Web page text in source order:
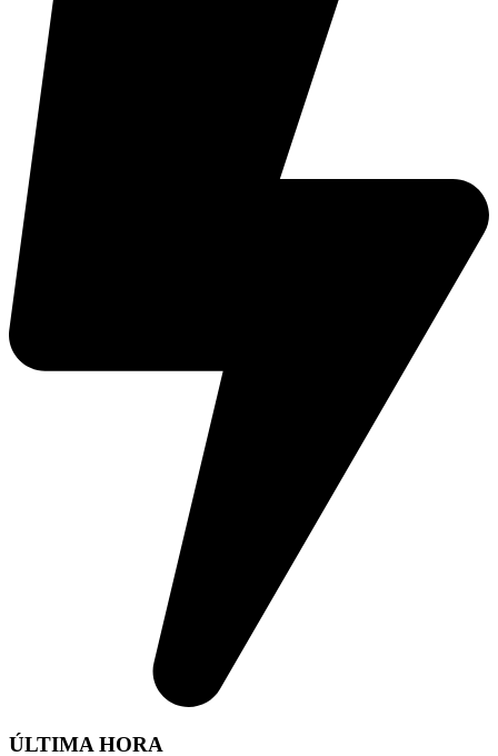
ÚLTIMA HORA